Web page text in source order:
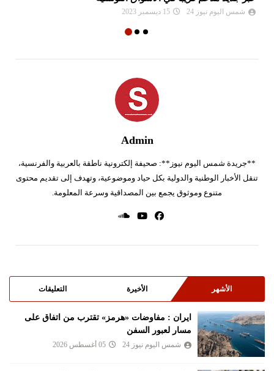
شمس اليوم نيوز 24 15 ديسمبر 2023
Admin
**جريدة شمس اليوم نيوز**: صحيفة إلكترونية ناطقة بالعربية والفرنسية،
تنقل الأخبار الوطنية والدولية بكل حياد وموضوعية، وتهدف إلى تقديم محتوى
متنوع وموثوق يجمع بين المصداقية وسرعة المعلومة.
الأشهر الأخيرة التعليقات
ايران : مفاوضات «هرمز» تقترب من اتفاق على
مسار لعبور السفن
شمس اليوم نيوز 24 05 أغسطس 2026